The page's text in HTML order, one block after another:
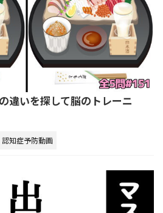
違いを探して脳のトレーニ
認知症予防動画